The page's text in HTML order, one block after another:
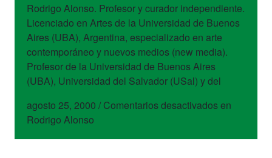
Rodrigo Alonso. Profesor y curador independiente.
Licenciado en Artes de la Universidad de Buenos
Aires (UBA), Argentina, especializado en arte
contemporáneo y nuevos medios (new media).
Profesor de la Universidad de Buenos Aires
(UBA), Universidad del Salvador (USal) y del
agosto 25, 2000 / Comentarios desactivadosen
Rodrigo Alonso